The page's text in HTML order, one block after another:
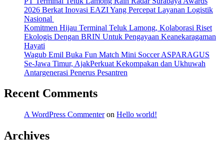
2026 Berkat Inovasi EAZI Yang Percepat Layanan Logistik
Nasional
Komitmen Hijau Terminal Teluk Lamong, Kolaborasi Riset
Ekologis Dengan BRIN Untuk Pengayaan Keanekaragaman
Hayati
Wagub Emil Buka Fun Match Mini Soccer ASPARAGUS
Se-Jawa Timur, AjakPerkuat Kekompakan dan Ukhuwah
Antargenerasi Penerus Pesantren
Recent Comments
A WordPress Commenteron Hello world!
Archives